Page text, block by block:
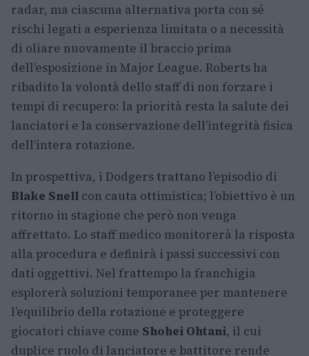
radar, ma ciascuna alternativa porta con sé
rischi legati a esperienza limitata o a necessità
di oliare nuovamente il braccio prima
dell’esposizione in Major League. Roberts ha
ribadito la volontà dello staff di non forzare i
tempi di recupero: la priorità resta la salute dei
lanciatori e la conservazione dell’integrità fisica
dell’intera rotazione.
In prospettiva, i Dodgers trattano l’episodio di
Blake Snell con cauta ottimistica; l’obiettivo è un
ritorno in stagione che però non venga
affrettato. Lo staff medico monitorerà la risposta
alla procedura e definirà i passi successivi con
dati oggettivi. Nel frattempo la franchigia
esplorerà soluzioni temporanee per mantenere
l’equilibrio della rotazione e proteggere
giocatori chiave come Shohei Ohtani, il cui
duplice ruolo di lanciatore e battitore rende